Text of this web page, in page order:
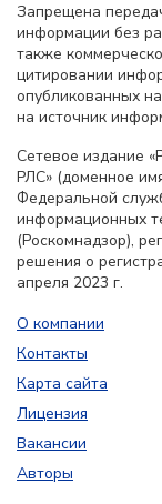
Запрещена
информации без
также
цитировании
опубликованных
на источник
Сетевое издание
РЛС» (доменное
Федеральной
информационных
(Роскомнадзор),
решения о
апреля 2023 г.
О компании
Контакты
Карта сайта
Лицензия
Вакансии
Авторы